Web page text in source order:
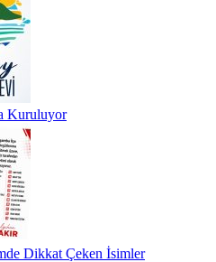
Kuruluyor
Dikkat Çeken İsimler